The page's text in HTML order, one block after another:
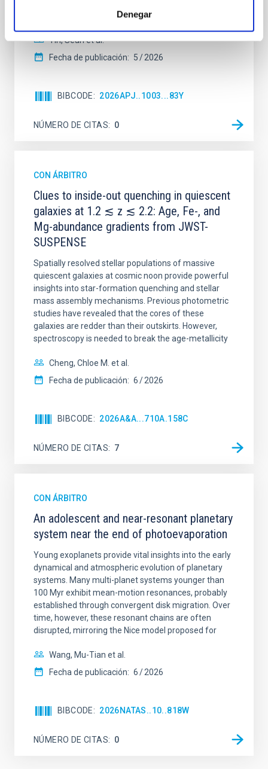
Denegar
with respect to the larger-scale magnetic
Yin, Sean et al.
Fecha de publicación: 5 2026
BIBCODE 2026APJ..1003...83Y
NÚMERO DE CITAS 0
CON ÁRBITRO
Clues to inside-out quenching in quiescent
galaxies at 1.2 ≲ z ≲ 2.2: Age, Fe-, and
Mg-abundance gradients from JWST-
SUSPENSE
Spatially resolved stellar populations of massive
quiescent galaxies at cosmic noon provide powerful
insights into star-formation quenching and stellar
mass assembly mechanisms. Previous photometric
studies have revealed that the cores of these
galaxies are redder than their outskirts. However,
spectroscopy is needed to break the age-metallicity
Cheng, Chloe M. et al.
Fecha de publicación: 6 2026
BIBCODE 2026A&A...710A.158C
NÚMERO DE CITAS 7
CON ÁRBITRO
An adolescent and near-resonant planetary
system near the end of photoevaporation
Young exoplanets provide vital insights into the early
dynamical and atmospheric evolution of planetary
systems. Many multi-planet systems younger than
100 Myr exhibit mean-motion resonances, probably
established through convergent disk migration. Over
time, however, these resonant chains are often
disrupted, mirroring the Nice model proposed for
Wang, Mu-Tian et al.
Fecha de publicación: 6 2026
BIBCODE 2026NATAS..10..818W
NÚMERO DE CITAS 0